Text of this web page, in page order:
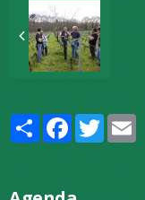
PartagerFacebook
Twitter